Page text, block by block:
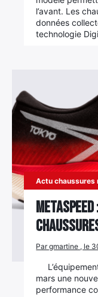
l’avant. Les
données
technologie
Actu chaussures
Par gmartine , le
mars une
performance